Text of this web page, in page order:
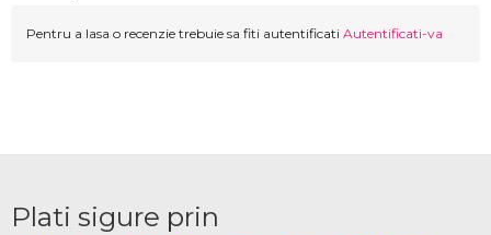
Pentru a lasa o recenzie trebuie sa fiti autentificati Autentificati-va
Plati sigure prin